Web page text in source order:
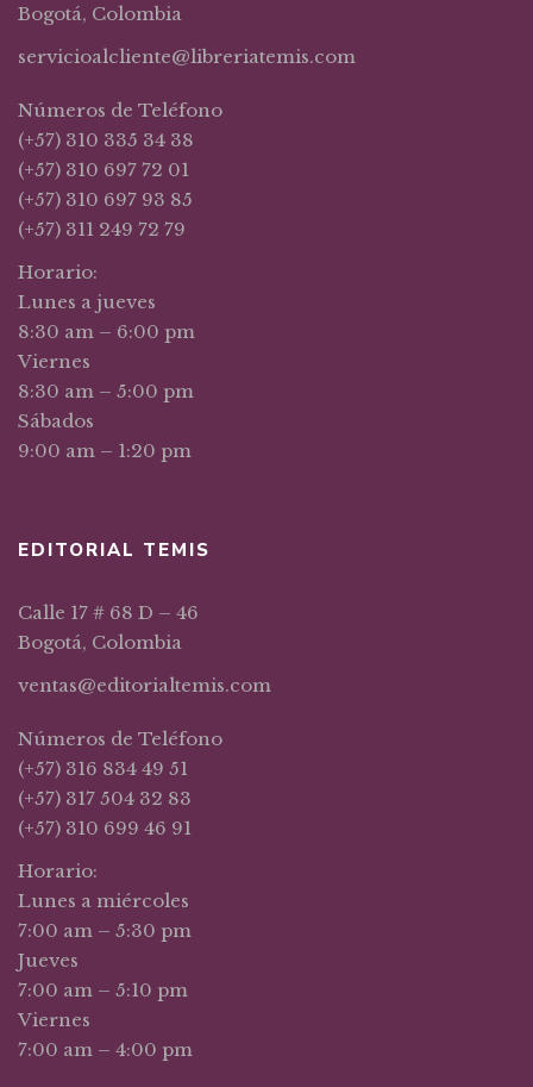
Bogotá, Colombia
servicioalcliente@libreriatemis.com
Números de Teléfono
(+57) 310 335 34 38
(+57) 310 697 72 01
(+57) 310 697 93 85
(+57) 311 249 72 79
Horario:
Lunes a jueves
8:30 am – 6:00 pm
Viernes
8:30 am – 5:00 pm
Sábados
9:00 am – 1:20 pm
EDITORIAL TEMIS
Calle 17 # 68 D – 46
Bogotá, Colombia
ventas@editorialtemis.com
Números de Teléfono
(+57) 316 834 49 51
(+57) 317 504 32 83
(+57) 310 699 46 91
Horario:
Lunes a miércoles
7:00 am – 5:30 pm
Jueves
7:00 am – 5:10 pm
Viernes
7:00 am – 4:00 pm